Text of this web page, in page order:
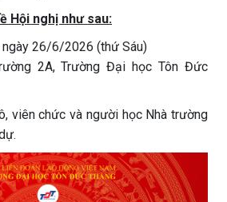
Hội nghị như sau:
ngày 26/6/2026 (thứ Sáu)
2A, Trường Đại học Tôn Đức
viên chức và người học Nhà trường